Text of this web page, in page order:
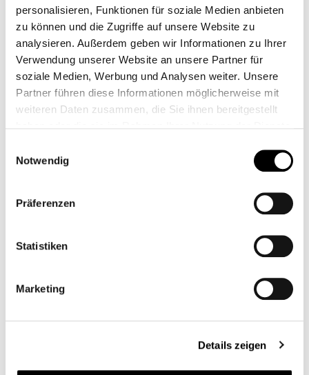
personalisieren, Funktionen für soziale Medien anbieten
zu können und die Zugriffe auf unsere Website zu
analysieren. Außerdem geben wir Informationen zu Ihrer
Verwendung unserer Website an unsere Partner für
soziale Medien, Werbung und Analysen weiter. Unsere
Partner führen diese Informationen möglicherweise mit
weiteren Daten zusammen, die Sie ihnen bereitgestellt
Notwendig
Präferenzen
Statistiken
Marketing
Details zeigen
GRILLE DE LAMPE